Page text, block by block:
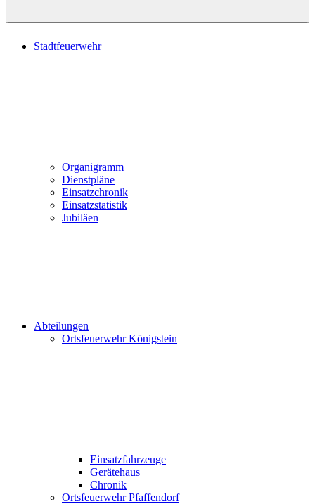
Stadtfeuerwehr
Organigramm
Dienstpläne
Einsatzchronik
Einsatzstatistik
Jubiläen
Abteilungen
Ortsfeuerwehr Königstein
Einsatzfahrzeuge
Gerätehaus
Chronik
Ortsfeuerwehr Pfaffendorf